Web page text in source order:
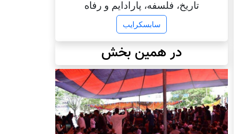
تاریخ، فلسفه، پارادایم و رفاه
سابسکرایب
در همین بخش